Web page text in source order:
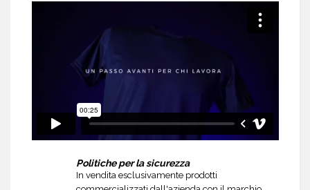
Politiche per la sicurezza
In vendita esclusivamente prodotti